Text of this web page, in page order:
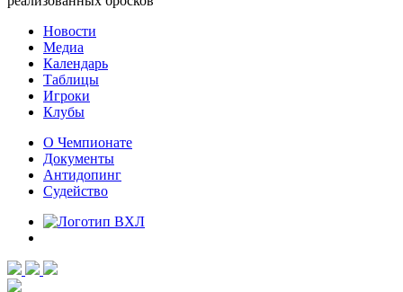
Новости
Медиа
Календарь
Таблицы
Игроки
Клубы
О Чемпионате
Документы
Антидопинг
Судейство